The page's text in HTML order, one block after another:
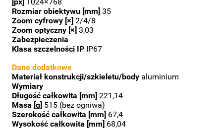
[px] 1024×768
Rozmiar obiektywu [mm] 35
Zoom cyfrowy [×] 2/4/8
Zoom optyczny [×] 3,03
Zabezpieczenia
Klasa szczelności IP IP67
Dane dodatkowe
Materiał konstrukcji/szkieletu/body aluminium
Wymiary
Długość całkowita [mm] 221,14
Masa [g] 515 (bez ogniwa)
Szerokość całkowita [mm] 67,4
Wysokość całkowita [mm] 68,04